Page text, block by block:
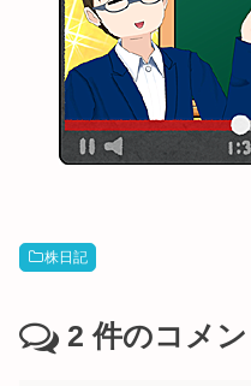
株日記
2 件のコメン